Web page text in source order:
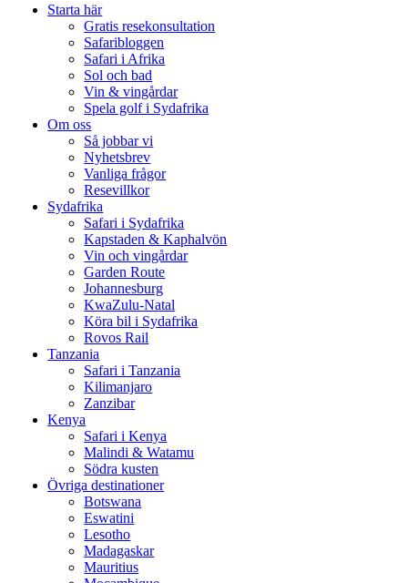
Starta här
Gratis resekonsultation
Safaribloggen
Safari i Afrika
Sol och bad
Vin & vingårdar
Spela golf i Sydafrika
Om oss
Så jobbar vi
Nyhetsbrev
Vanliga frågor
Resevillkor
Sydafrika
Safari i Sydafrika
Kapstaden & Kaphalvön
Vin och vingårdar
Garden Route
Johannesburg
KwaZulu-Natal
Köra bil i Sydafrika
Rovos Rail
Tanzania
Safari i Tanzania
Kilimanjaro
Zanzibar
Kenya
Safari i Kenya
Malindi & Watamu
Södra kusten
Övriga destinationer
Botswana
Eswatini
Lesotho
Madagaskar
Mauritius